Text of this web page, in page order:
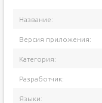
Название:
Версия приложения:
Категория:
Разработчик:
Языки: